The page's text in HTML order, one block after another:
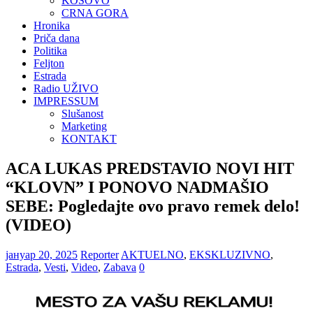
CRNA GORA
Hronika
Priča dana
Politika
Feljton
Estrada
Radio UŽIVO
IMPRESSUM
Slušanost
Marketing
KONTAKT
ACA LUKAS PREDSTAVIO NOVI HIT
“KLOVN” I PONOVO NADMAŠIO
SEBE: Pogledajte ovo pravo remek delo!
(VIDEO)
јануар 20, 2025 Reporter AKTUELNO, EKSKLUZIVNO,
Estrada, Vesti, Video, Zabava 0